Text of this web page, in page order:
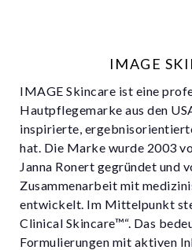
IMAGE
IMAGE Skincare ist eine
Hautpflegemarke aus den
inspirierte,
hat. Die Marke wurde 2003
Janna Ronert gegründet und
Zusammenarbeit mit
entwickelt. Im Mittelpunkt
Clinical Skincare™“. Das
Formulierungen mit aktiven